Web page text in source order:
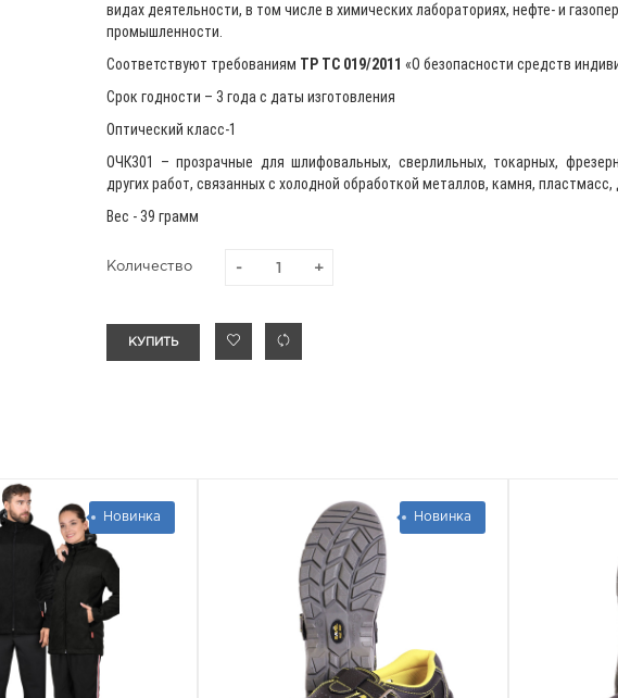
видах деятельности, в том числе в химических лабораториях, нефте- и
промышленности.
Соответствуют требованиям ТР ТС 019/2011 «О безопасности средств
Срок годности – 3 года с даты изготовления
Оптический класс-1
ОЧК301 – прозрачные для шлифовальных, сверлильных, токарных,
других работ, связанных с холодной обработкой металлов, камня,
Вес - 39 грамм
Количество
КУПИТЬ